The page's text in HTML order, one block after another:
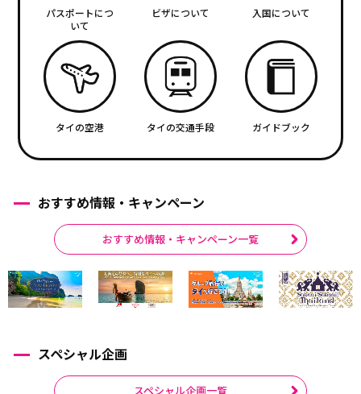
パスポートにつ
いて
ビザについて 入国について
タイの空港 タイの交通手段 ガイドブック
おすすめ情報・キャンペーン
おすすめ情報・キャンペーン一覧
スペシャル企画
スペシャル企画一覧